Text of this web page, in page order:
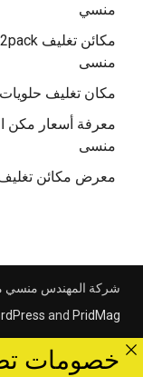
منسي
منسى
مكان تغليف حلويات موديل 913 من
منسى
معرض مكائن تغليف موديل 913 من
شركة المهندس منسي
and PridMag